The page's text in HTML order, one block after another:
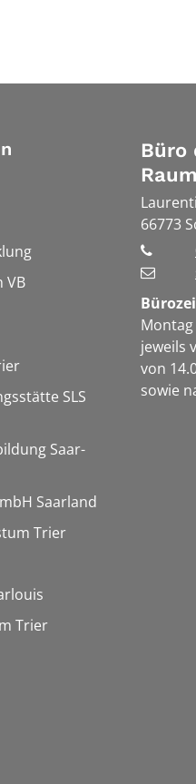
VB
SLS
Saar-
Saarland
Trier
Trier
Büro
66773
jeweils
von
sowie